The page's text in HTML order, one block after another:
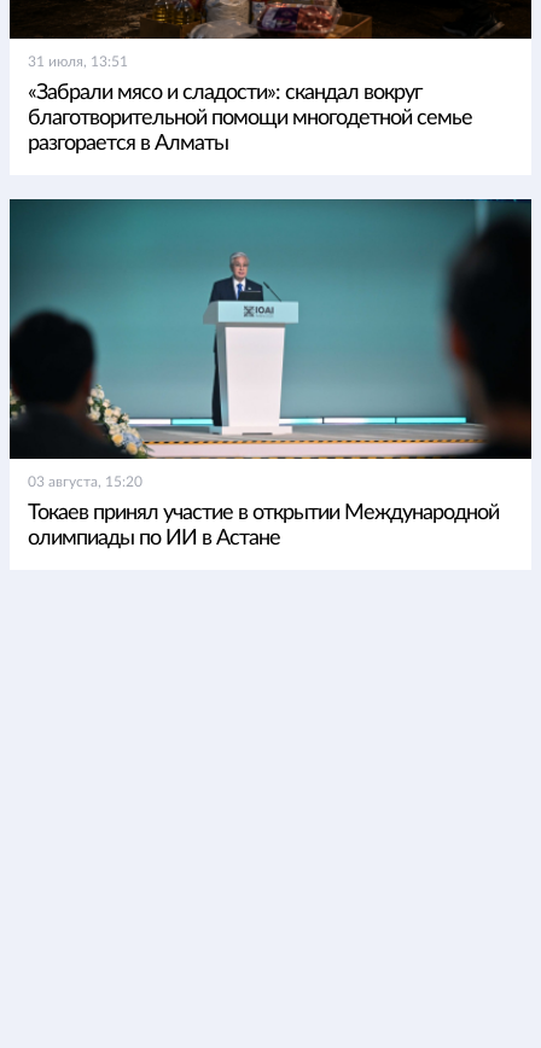
31 июля, 13:51
«Забрали мясо и сладости»: скандал вокруг
благотворительной помощи многодетной семье
разгорается в Алматы
03 августа, 15:20
Токаев принял участие в открытии Международной
олимпиады по ИИ в Астане